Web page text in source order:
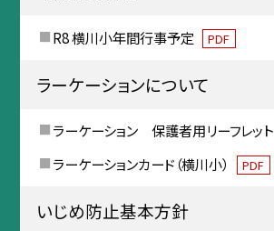
R8 横川小年間行事予定 PDF
ラーケーションについて
ラーケーション 保護者用リーフレット
ラーケーションカード（横川小） PDF
いじめ防止基本方針